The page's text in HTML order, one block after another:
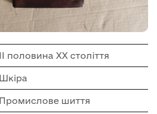
ІІ половина ХХ століття
Шкіра
Промислове шиття